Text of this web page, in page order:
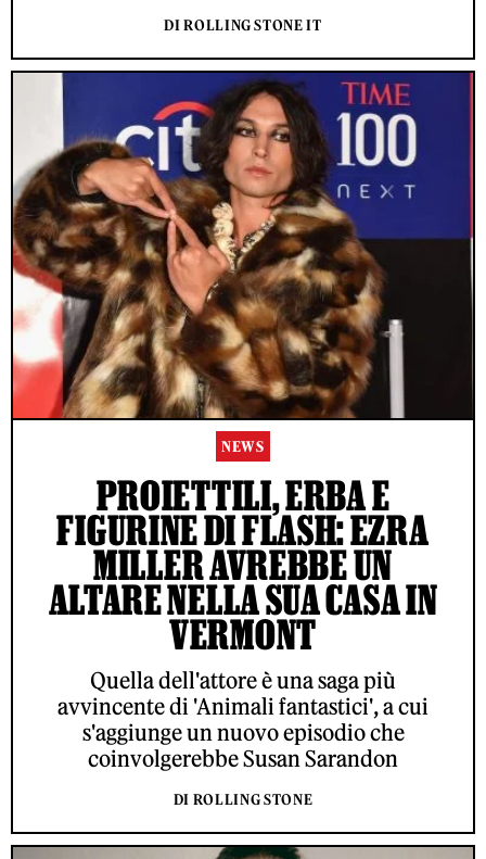
DI ROLLING STONE IT
NEWS
PROIETTILI, ERBA E
FIGURINE DI FLASH: EZRA
MILLER AVREBBE UN
ALTARE NELLA SUA CASA IN
VERMONT
Quella dell'attore è una saga più
avvincente di 'Animali fantastici', a cui
s'aggiunge un nuovo episodio che
coinvolgerebbe Susan Sarandon
DI ROLLING STONE